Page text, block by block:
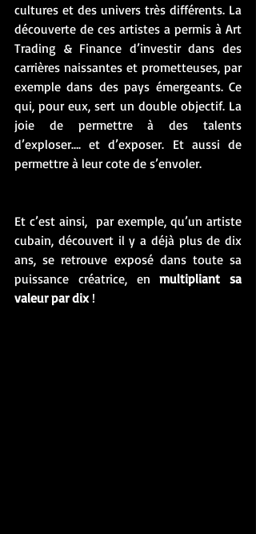
cultures et des univers très différents. La
découverte de ces artistes a permis à Art
Trading & Finance d’investir dans des
carrières naissantes et prometteuses, par
exemple dans des pays émergeants. Ce
qui, pour eux, sert un double objectif. La
joie de permettre à des talents
d’exploser…. et d’exposer. Et aussi de
permettre à leur cote de s’envoler.
Et c’est ainsi,  par exemple, qu’un artiste
cubain, découvert il y a déjà plus de dix
ans, se retrouve exposé dans toute sa
puissance créatrice, en multipliant sa
valeur par dix !